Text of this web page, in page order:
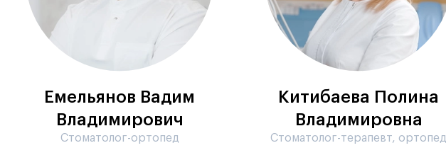
Емельянов Вадим
Владимирович
Стоматолог-ортопед
Китибаева Полина
Владимировна
Стоматолог-терапевт, ортопед